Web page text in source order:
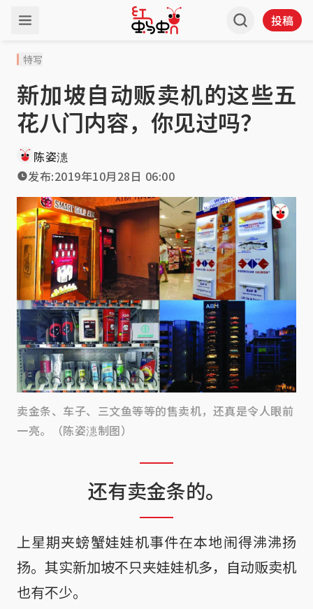
投稿
特写
新加坡自动贩卖机的这些五
花八门内容，你见过吗？
陈姿潓
发布:2019年10月28日 06:00
卖金条、车子、三文鱼等等的售卖机，还真是令人眼前
一亮。（陈姿潓制图）
还有卖金条的。
上星期夹螃蟹娃娃机事件在本地闹得沸沸扬
扬。其实新加坡不只夹娃娃机多，自动贩卖机
也有不少。